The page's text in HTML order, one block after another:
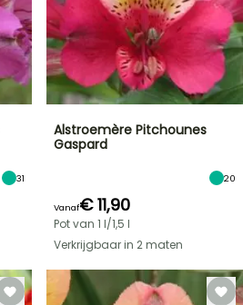
31
Alstroemère Pitchounes
Gaspard
20
Vanaf€ 11,90
Pot van 1 l/1,5 l
Verkrijgbaar in 2 maten